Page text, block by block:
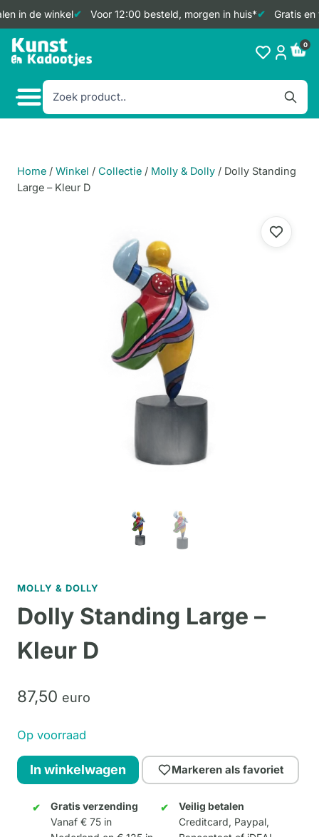
in de winkel Voor 12:00 besteld, morgen in huis* Gratis en
Doorgaan
naar
0
Home / Winkel / Collectie / Molly & Dolly / Dolly Standing
Large – Kleur D
MOLLY & DOLLY
Dolly Standing Large –
Kleur D
87,50 euro
Op voorraad
Dolly
Standing
Large
In winkelwagen Markeren als favoriet
Gratis verzending
Vanaf € 75 in
Veilig betalen
Creditcard, Paypal,